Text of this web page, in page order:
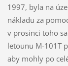
1997, byla na
nákladu za
v prosinci toho
letounu M-101T
aby mohly po